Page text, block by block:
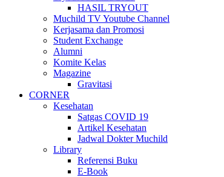
HASIL TRYOUT
Muchild TV Youtube Channel
Kerjasama dan Promosi
Student Exchange
Alumni
Komite Kelas
Magazine
Gravitasi
CORNER
Kesehatan
Satgas COVID 19
Artikel Kesehatan
Jadwal Dokter Muchild
Library
Referensi Buku
E-Book